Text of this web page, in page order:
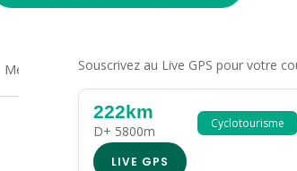
Medias Souscrivez au Live GPS pour votre
Cyclotourisme
222km
D+ 5800m
LIVE GPS